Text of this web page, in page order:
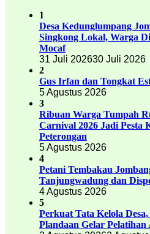
1
Desa Kedunglumpang
Singkong Lokal, Warga
Mocaf
31 Juli 202630 Juli 2026
2
Gus Irfan dan Tongkat
5 Agustus 2026
3
Ribuan Warga Tumpah
Carnival 2026 Jadi Pesta
Peterongan
5 Agustus 2026
4
Petani Tembakau
Tanjungwadung dan
4 Agustus 2026
5
Perkuat Tata Kelola
Plandaan Gelar Pelatihan